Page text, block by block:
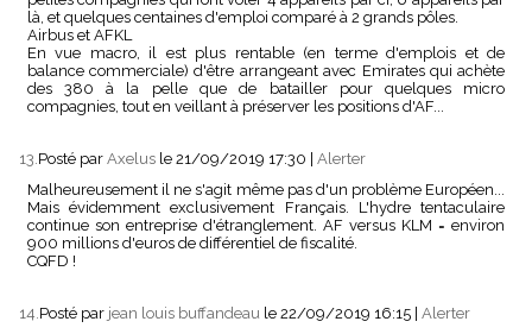
là, et quelques centaines d'emploi comparé à 2 grands pôles.
Airbus et AFKL
En vue macro, il est plus rentable (en terme d'emplois et de
balance commerciale) d'être arrangeant avec Emirates qui achète
des 380 à la pelle que de batailler pour quelques micro
compagnies, tout en veillant à préserver les positions d'AF...
13. Posté par Axelus le 21/09/2019 17:30 | Alerter
Malheureusement il ne s'agit même pas d'un problème Européen...
Mais évidemment exclusivement Français. L'hydre tentaculaire
continue son entreprise d'étranglement. AF versus KLM = environ
900 millions d'euros de différentiel de fiscalité.
CQFD !
14. Posté par jean louis buffandeau le 22/09/2019 16:15 Alerter